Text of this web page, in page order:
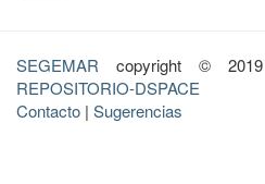
SEGEMAR copyright © 2019
REPOSITORIO-DSPACE
Contacto | Sugerencias